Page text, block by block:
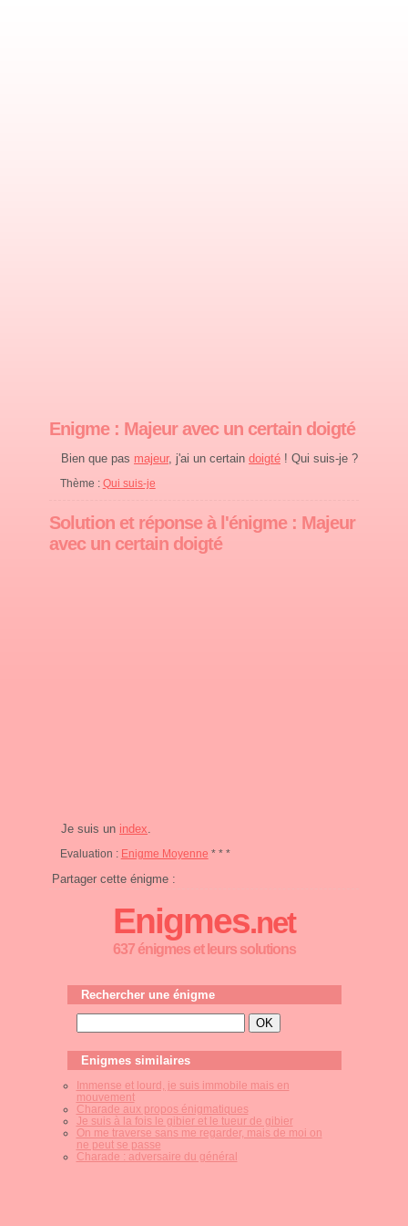
Enigme : Majeur avec un certain doigté
Bien que pas majeur, j'ai un certain doigté ! Qui suis-je ?
Thème : Qui suis-je
Solution et réponse à l'énigme : Majeur
avec un certain doigté
Je suis un index
Evaluation : Enigme Moyenne * * *
Partager cette énigme :
Enigmes.net
637 énigmes et leurs solutions
Rechercher une énigme
Enigmes similaires
Immense et lourd, je suis immobile mais en
mouvement
Charade aux propos énigmatiques
Je suis à la fois le gibier et le tueur de gibier
On me traverse sans me regarder, mais de moi on
ne peut se passe
Charade : adversaire du général